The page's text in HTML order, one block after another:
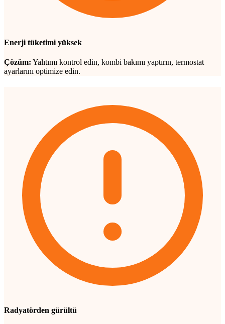
Enerji tüketimi yüksek
Çözüm: Yalıtımı kontrol edin, kombi bakımı yaptırın, termostat
ayarlarını optimize edin.
Radyatörden gürültü